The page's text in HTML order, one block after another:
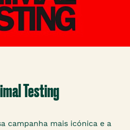
Testing
campanha mais icónica e a